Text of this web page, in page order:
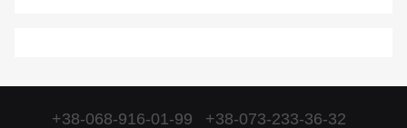
+38-068-916-01-99 +38-073-233-36-32